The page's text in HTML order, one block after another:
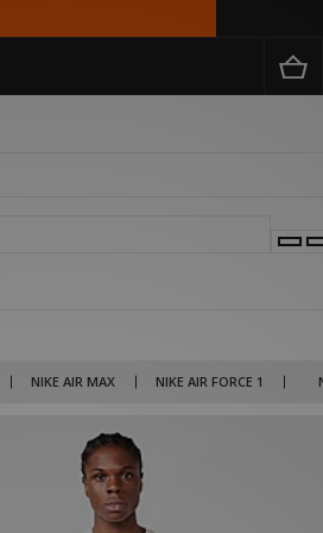
NIKE AIR MAX NIKE AIR FORCE 1
en Jordan tot lifestyle brands als
kortingen die kunnen oplopen tot wel 50%